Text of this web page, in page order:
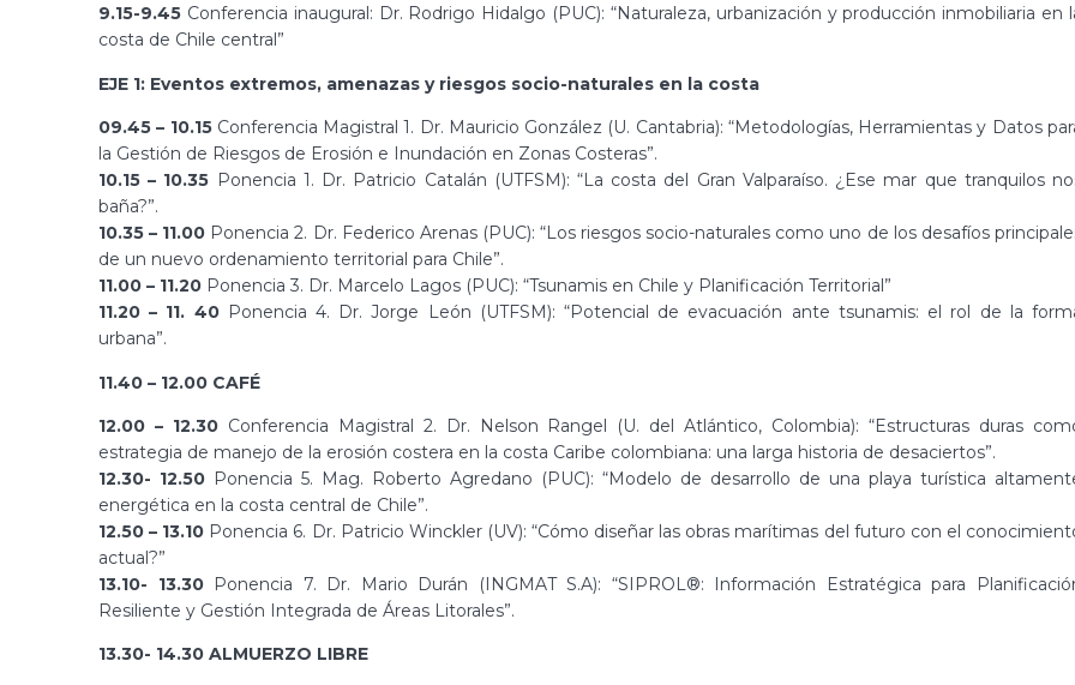
9.15-9.45 Conferencia inaugural: Dr. Rodrigo Hidalgo (PUC): “Naturaleza, urbanización y producción inmobiliaria en
costa de Chile central”
EJE 1: Eventos extremos, amenazas y riesgos socio-naturales en la costa
09.45 – 10.15Conferencia Magistral 1. Dr. Mauricio González (U. Cantabria): “Metodologías, Herramientas y Datos
la Gestión de Riesgos de Erosión e Inundación en Zonas Costeras”.
10.15 – 10.35 Ponencia 1. Dr. Patricio Catalán (UTFSM): “La costa del Gran Valparaíso. ¿Ese mar que tranquilos
baña?”.
10.35 – 11.00 Ponencia 2. Dr. Federico Arenas (PUC): “Los riesgos socio-naturales como uno de los desafíos
de un nuevo ordenamiento territorial para Chile”.
11.00 – 11.20 Ponencia 3. Dr. Marcelo Lagos (PUC): “Tsunamis en Chile y Planificación Territorial”
11.20 – 11. 40Ponencia 4. Dr. Jorge León (UTFSM): “Potencial de evacuación ante tsunamis: el rol de la
urbana”.
11.40 – 12.00 CAFÉ
12.00 – 12.30Conferencia Magistral 2. Dr. Nelson Rangel (U. del Atlántico, Colombia): “Estructuras duras
estrategia de manejo de la erosión costera en la costa Caribe colombiana: una larga historia de desaciertos”.
12.30- 12.50 Ponencia 5. Mag. Roberto Agredano (PUC): “Modelo de desarrollo de una playa turística
energética en la costa central de Chile”.
12.50 – 13.10 Ponencia 6. Dr. Patricio Winckler (UV): “Cómo diseñar las obras marítimas del futuro con el
actual?”
13.10- 13.30Ponencia 7. Dr. Mario Durán (INGMAT S.A): “SIPROL®: Información Estratégica para
Resiliente y Gestión Integrada de Áreas Litorales”.
13.30- 14.30 ALMUERZO LIBRE